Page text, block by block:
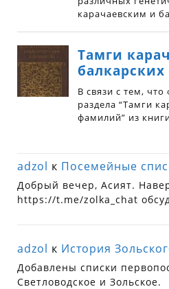
adzol к Посемейные
Добрый вечер, Асият.
https://t.me/zolka_chat
adzol к История
Добавлены списки
Светловодское и Зольское.